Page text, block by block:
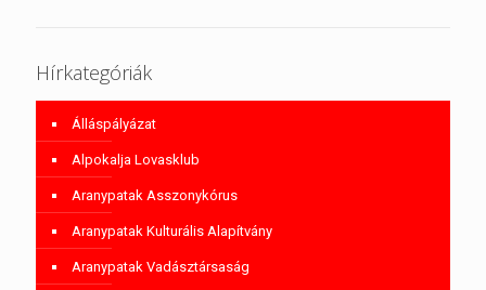
Hírkategóriák
Álláspályázat
Alpokalja Lovasklub
Aranypatak Asszonykórus
Aranypatak Kulturális Alapítvány
Aranypatak Vadásztársaság